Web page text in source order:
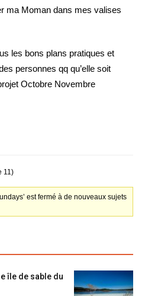
ma Moman dans mes valises
les bons plans pratiques et
personnes qq qu’elle soit
Octobre Novembre
11)
est fermé à de nouveaux sujets
île de sable du